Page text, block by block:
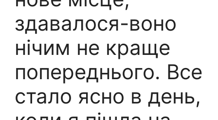
здавалося-воно
нічим не краще
попереднього. Все
стало ясно в день,